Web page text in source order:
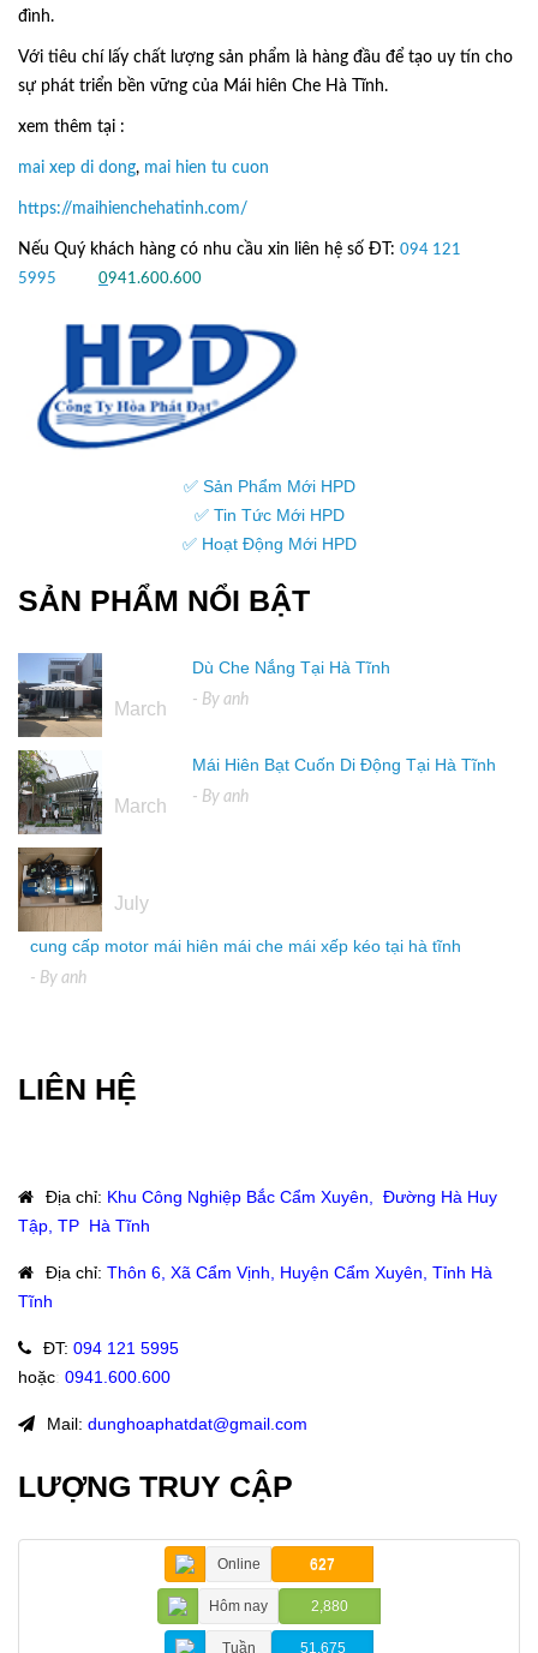
đình.
Với tiêu chí lấy chất lượng sản phẩm là hàng đầu để tạo uy tín cho
sự phát triển bền vững của Mái hiên Che Hà Tĩnh.
xem thêm tại :
mai xep di dong, mai hien tu cuon
https://maihienchehatinh.com/
Nếu Quý khách hàng có nhu cầu xin liên hệ số ĐT: 094 121
5995
0941.600.600
✅ Sản Phẩm Mới HPD
✅ Tin Tức Mới HPD
✅ Hoạt Động Mới HPD
SẢN PHẨM NỔI BẬT
March
Dù Che Nắng Tại Hà Tĩnh
- By anh
March
Mái Hiên Bạt Cuốn Di Động Tại Hà Tĩnh
- By anh
July
cung cấp motor mái hiên mái che mái xếp kéo tại hà tĩnh
- By anh
LIÊN HỆ
Địa chỉ: Khu Công Nghiệp Bắc Cẩm Xuyên, Đường Hà Huy
Tập, TP Hà Tĩnh
Địa chỉ: Thôn 6, Xã Cẩm Vịnh, Huyện Cẩm Xuyên, Tỉnh Hà
Tĩnh
ĐT: 094 121 5995
hoặc: 0941.600.600
Mail: dunghoaphatdat@gmail.com
LƯỢNG TRUY CẬP
Online 627
Hôm nay 2,880
Tuần 51,675